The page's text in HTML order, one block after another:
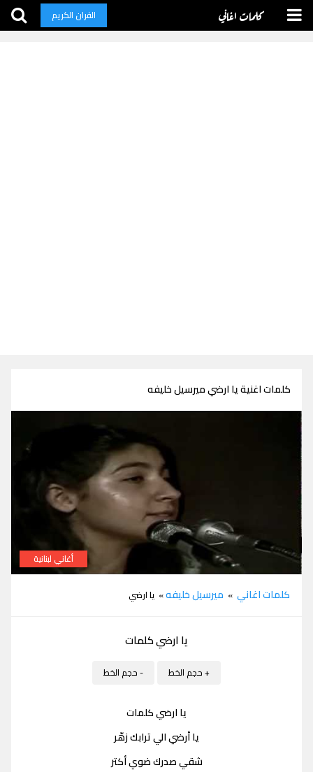
كلمات اغاني القران الكريم
كلمات اغنية يا ارضي ميرسيل خليفه
أغاني لبنانية
كلمات اغاني » ميرسيل خليفه» يا ارضي
يا ارضي كلمات
+ حجم الخط - حجم الخط
يا ارضي كلمات
يا أرضي الي ترابك زهّر
شقي صدرك ضوي أكتر